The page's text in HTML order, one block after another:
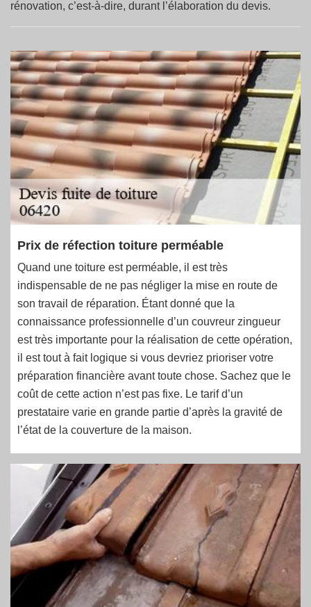
rénovation, c’est-à-dire, durant l’élaboration du devis.
Prix de réfection toiture perméable
Quand une toiture est perméable, il est très
indispensable de ne pas négliger la mise en route de
son travail de réparation. Étant donné que la
connaissance professionnelle d’un couvreur zingueur
est très importante pour la réalisation de cette opération,
il est tout à fait logique si vous devriez prioriser votre
préparation financière avant toute chose. Sachez que le
coût de cette action n’est pas fixe. Le tarif d’un
prestataire varie en grande partie d’après la gravité de
l’état de la couverture de la maison.